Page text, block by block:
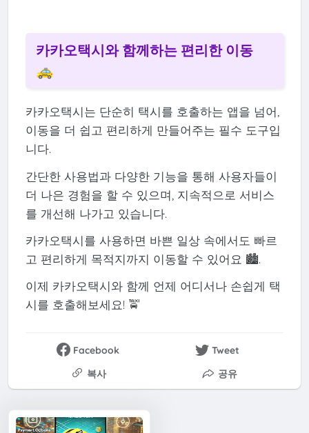
카카오택시와 함께하는 편리한 이동
🚕
카카오택시는 단순히 택시를 호출하는 앱을 넘어,
이동을 더 쉽고 편리하게 만들어주는 필수 도구입
니다.
간단한 사용법과 다양한 기능을 통해 사용자들이
더 나은 경험을 할 수 있으며, 지속적으로 서비스
를 개선해 나가고 있습니다.
카카오택시를 사용하면 바쁜 일상 속에서도 빠르
고 편리하게 목적지까지 이동할 수 있어요 🏙️.
이제 카카오택시와 함께 언제 어디서나 손쉽게 택
시를 호출해보세요! 🚖
Facebook
Tweet
복사
공유